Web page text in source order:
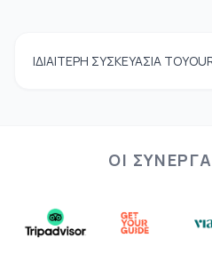
ΙΔΙΑΙΤΕΡΗ ΣΥΣΚΕΥΑΣΙΑ
ΟΙ